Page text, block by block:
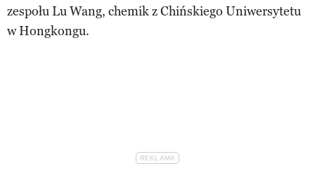
zespołu Lu Wang, chemik z Chińskiego Uniwersytetu
w Hongkongu.